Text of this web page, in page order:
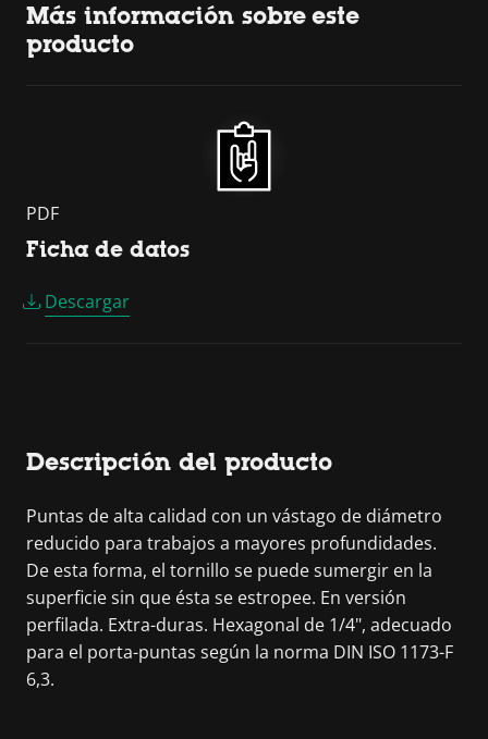
Más información sobre este
producto
PDF
Ficha de datos
Descargar
Descripción del producto
Puntas de alta calidad con un vástago de diámetro
reducido para trabajos a mayores profundidades.
De esta forma, el tornillo se puede sumergir en la
superficie sin que ésta se estropee. En versión
perfilada. Extra-duras. Hexagonal de 1/4", adecuado
para el porta-puntas según la norma DIN ISO 1173-F
6,3.